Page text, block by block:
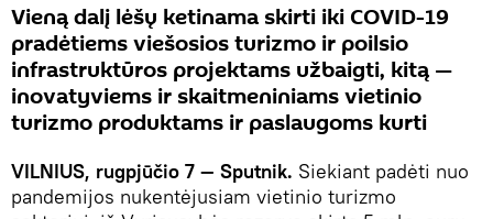
Vieną dalį lėšų ketinama skirti iki COVID-19
pradėtiems viešosios turizmo ir poilsio
infrastruktūros projektams užbaigti, kitą —
inovatyviems ir skaitmeniniams vietinio
turizmo produktams ir paslaugoms kurti
VILNIUS, rugpjūčio 7 — Sputnik. Siekiant padėti nuo
pandemijos nukentėjusiam vietinio turizmo